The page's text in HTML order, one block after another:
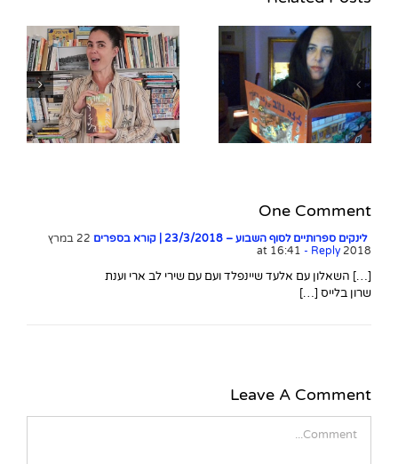
השאלון עם שילה פרבר,
מחברת הנובלה הגרפית
"לילה טוב ינקלה ריצ'קין"
One Comment
לינקים ספרותיים לסוף השבוע – 23/3/2018 | קורא בספרים
22 במרץ
2018 at 16:41
- Reply
[…] השאלון עם אלעד שיינפלד ועם עם שירי לב ארי וענת
שרון בלייס […]
Leave A Comment